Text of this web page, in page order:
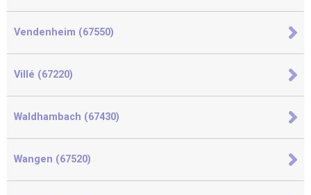
Vendenheim (67550)
Villé (67220)
Waldhambach (67430)
Wangen (67520)